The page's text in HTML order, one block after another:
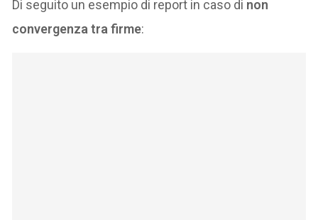
Di seguito un esempio di report in caso di non
convergenza tra firme: